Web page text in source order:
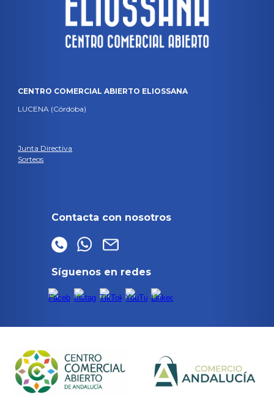
CENTRO COMERCIAL ABIERTO ELIOSSANA
LUCENA (Córdoba)
Junta Directiva
Sorteos
Contacta con nosotros
Síguenos en redes